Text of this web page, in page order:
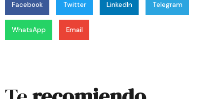
Facebook Twitter LinkedIn Telegram
WhatsApp Email